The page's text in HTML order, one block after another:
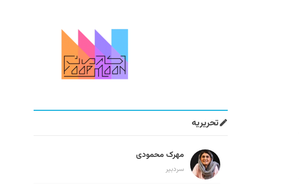
تحریریه
مهرک محمودی
سردبیر